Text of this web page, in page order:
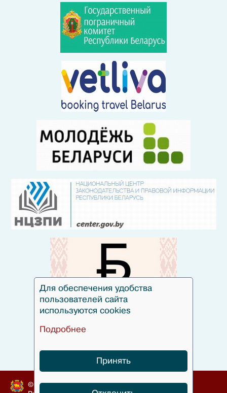
© Гродненский облисполком, 2010-2024
Для обеспечения удобства
пользователей сайта
используются cookies
Подробнее
Принять